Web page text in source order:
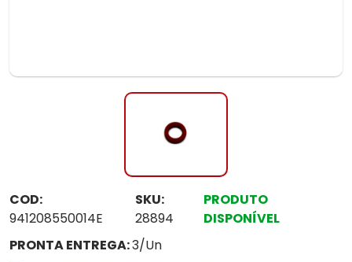
COD:
941208550014E
SKU:
28894
PRODUTO
DISPONÍVEL
PRONTA ENTREGA:3/Un